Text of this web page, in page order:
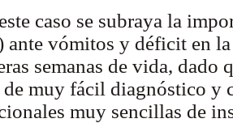
caso se subraya la
ante vómitos y déficit en
semanas de vida, dado
muy fácil diagnóstico y
muy sencillas de